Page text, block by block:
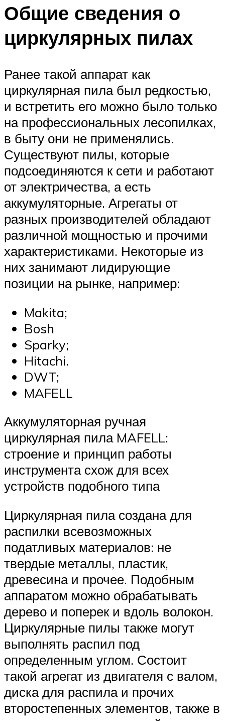
Общие сведения о
циркулярных пилах
Ранее такой аппарат как
циркулярная пила был редкостью,
и встретить его можно было только
на профессиональных лесопилках,
в быту они не применялись.
Существуют пилы, которые
подсоединяются к сети и работают
от электричества, а есть
аккумуляторные. Агрегаты от
разных производителей обладают
различной мощностью и прочими
характеристиками. Некоторые из
них занимают лидирующие
позиции на рынке, например:
Makita;
Bosh
Sparky;
Hitachi.
DWT;
MAFELL
Аккумуляторная ручная
циркулярная пила MAFELL:
строение и принцип работы
инструмента схож для всех
устройств подобного типа
Циркулярная пила создана для
распилки всевозможных
податливых материалов: не
твердые металлы, пластик,
древесина и прочее. Подобным
аппаратом можно обрабатывать
дерево и поперек и вдоль волокон.
Циркулярные пилы также могут
выполнять распил под
определенным углом. Состоит
такой агрегат из двигателя с валом,
диска для распила и прочих
второстепенных элементов, также в